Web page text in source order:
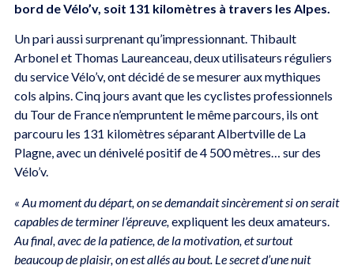
bord de Vélo’v, soit 131 kilomètres à travers les Alpes.
Un pari aussi surprenant qu’impressionnant. Thibault
Arbonel et Thomas Laureanceau, deux utilisateurs réguliers
du service Vélo’v, ont décidé de se mesurer aux mythiques
cols alpins. Cinq jours avant que les cyclistes professionnels
du Tour de France n’empruntent le même parcours, ils ont
parcouru les 131 kilomètres séparant Albertville de La
Plagne, avec un dénivelé positif de 4 500 mètres… sur des
Vélo’v.
« Au moment du départ, on se demandait sincèrement si on serait
capables de terminer l’épreuve,expliquent les deux amateurs.
Au final, avec de la patience, de la motivation, et surtout
beaucoup de plaisir, on est allés au bout. Le secret d’une nuit